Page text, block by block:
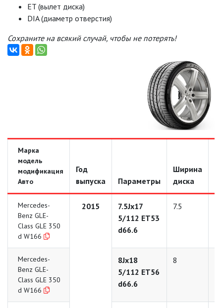
ET (вылет диска)
DIA (диаметр отверстия)
Сохраните на всякий случай, чтобы не потерять!
Марка
модель
модификация
Авто
Год
выпуска
Параметры
Ширина
диска
Mercedes-
Benz GLE-
Class GLE 350
d W166
2015
7.5Jx17
5/112 ET53
d66.6
7.5
Mercedes-
Benz GLE-
Class GLE 350
d W166
8Jx18
5/112 ET56
d66.6
8